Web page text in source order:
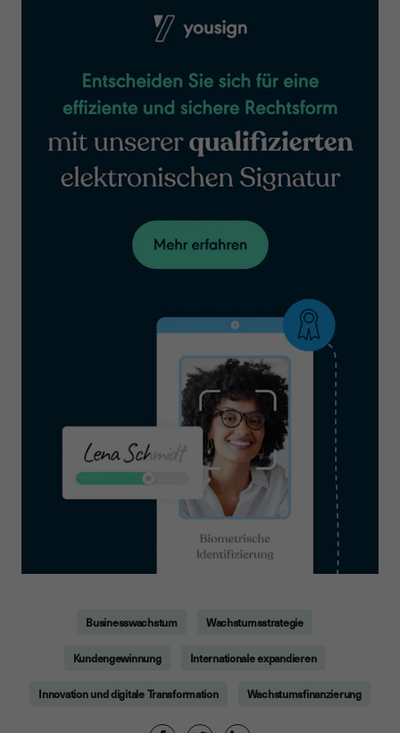
Businesswachstum Wachstumsstrategie
Kundengewinnung Internationale expandieren
Innovation und digitale Transformation Wachstumsfinanzierung